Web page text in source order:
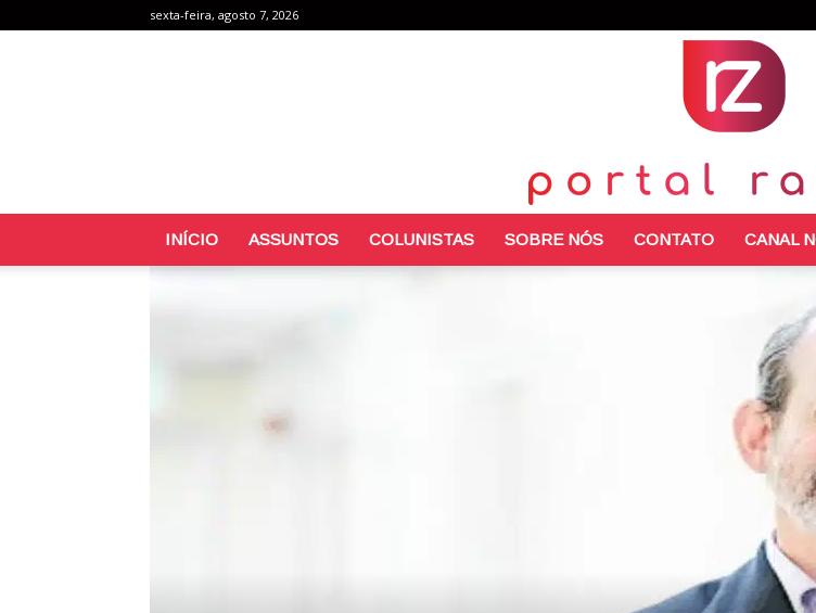
sexta-feira, agosto 7, 2026
Raízes
INÍCIO ASSUNTOS COLUNISTAS SOBRE NÓS CONTATO CANAL